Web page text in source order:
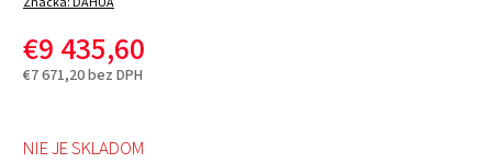
€9 435,60
€7 671,20 bez DPH
NIE JE SKLADOM